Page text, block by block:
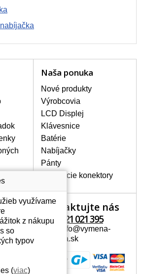
batérie vo Vašom
adaptéru.
kúpiť si aj druhý
sa Vám môže hodiť
alebo pre prácu na
našom sortimente
adaptéry od všetkých
notebookov.
ADAPTÉRY S
KVALITY.
ponúkané nabíjačky s
kvality CE, ROHS.
sú vybavené feritovým
a kvalitným zabezpečením
prehriatiu, prepätiu a
TEN SPRÁVNY?
stránkach nesmie
vyhľadávania, vďaka
Naša ponuka
Nové produkty
Výrobcovia
LCD Displej
Klávesnice
Batérie
Nabíjačky
Pánty
Napájacie konektory
Kontaktujte nás
+421 221 021 395
Mail: info@vymena-
displeja.sk
využívame
z nákupu
so
typov
(viac)